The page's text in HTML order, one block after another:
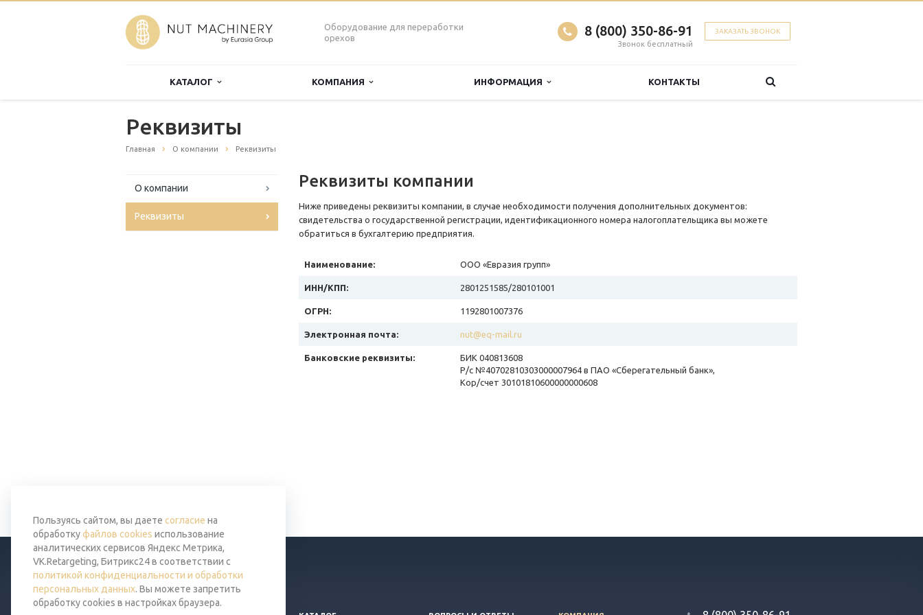
Оборудование для переработки
орехов
ЗАКАЗАТЬ ЗВОНОК
8 (800) 350-86-91
Звонок бесплатный
КАТАЛОГ КОМПАНИЯ ИНФОРМАЦИЯ КОНТАКТЫ
Реквизиты
Главная О компании Реквизиты
О компании
Реквизиты
Реквизиты компании
Ниже приведены реквизиты компании, в случае необходимости получения дополнительных документов:
свидетельства о государственной регистрации, идентификационного номера налогоплательщика вы можете
обратиться в бухгалтерию предприятия.
Наименование: ООО «Евразия групп»
ИНН/КПП: 2801251585/280101001
ОГРН: 1192801007376
Электронная почта: nut@eq-mail.ru
Банковские реквизиты:
БИК 040813608
Р/с №40702810303000007964 в ПАО «Сберегательный банк»,
Кор/счет 30101810600000000608
Пользуясь сайтом, вы даете согласие на
обработкуфайлов cookies использование
аналитических сервисов Яндекс Метрика,
VK.Retargeting, Битрикс24 в соответствии с
политикой конфиденциальности и обработки
персональных данных. Вы можете запретить
обработку cookies в настройках браузера.